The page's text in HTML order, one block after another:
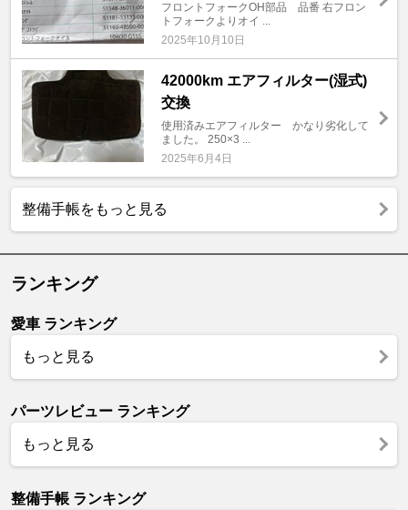
フロントフォークOH部品 品番 右フロン
トフォークよりオイ ...
2025年10月10日
42000km エアフィルター(湿式)
交換
使用済みエアフィルター かなり劣化して
ました。 250×3 ...
2025年6月4日
整備手帳をもっと見る
ランキング
愛車 ランキング
もっと見る
パーツレビュー ランキング
もっと見る
整備手帳 ランキング